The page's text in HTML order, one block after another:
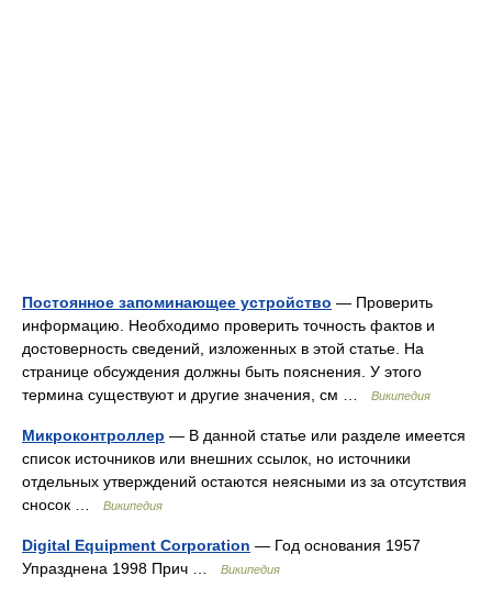
Постоянное запоминающее устройство — Проверить
информацию. Необходимо проверить точность фактов и
достоверность сведений, изложенных в этой статье. На
странице обсуждения должны быть пояснения. У этого
термина существуют и другие значения, см …
Википедия
Микроконтроллер — В данной статье или разделе имеется
список источников или внешних ссылок, но источники
отдельных утверждений остаются неясными из за отсутствия
сносок …
Википедия
Digital Equipment Corporation — Год основания 1957
Упразднена 1998 Прич …
Википедия